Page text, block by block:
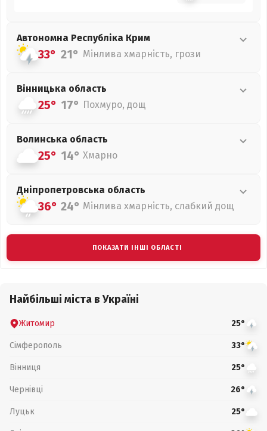
Автономна Республіка Крим
33° 21° Мінлива хмарність, грози
Вінницька область
25° 17° Похмуро, дощ
Волинська область
25° 14° Хмарно
Дніпропетровська область
36° 24° Мінлива хмарність, слабкий дощ
ПОКАЗАТИ ІНШІ ОБЛАСТІ
Найбільші міста в Україні
Житомир 25°
Сімферополь 33°
Вінниця 25°
Чернівці 26°
Луцьк 25°